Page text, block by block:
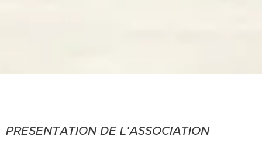
PRESENTATION DE L'ASSOCIATION